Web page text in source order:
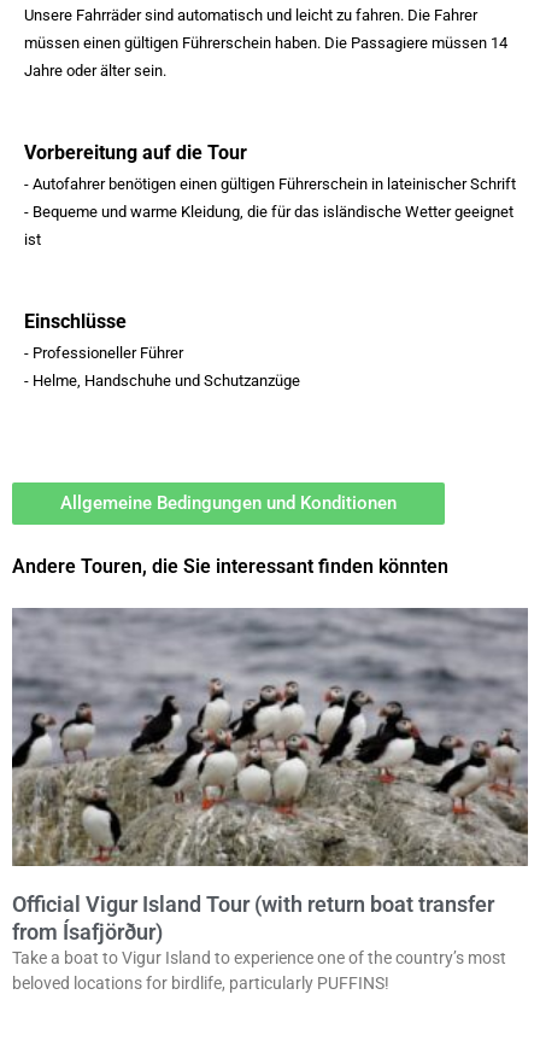
Unsere Fahrräder sind automatisch und leicht zu fahren. Die Fahrer
müssen einen gültigen Führerschein haben. Die Passagiere müssen 14
Jahre oder älter sein.
Vorbereitung auf die Tour
- Autofahrer benötigen einen gültigen Führerschein in lateinischer Schrift
- Bequeme und warme Kleidung, die für das isländische Wetter geeignet
ist
Einschlüsse
- Professioneller Führer
- Helme, Handschuhe und Schutzanzüge
Allgemeine Bedingungen und Konditionen
Andere Touren, die Sie interessant finden könnten
Official Vigur Island Tour (with return boat transfer
from Ísafjörður)
Take a boat to Vigur Island to experience one of the country’s most
beloved locations for birdlife, particularly PUFFINS!